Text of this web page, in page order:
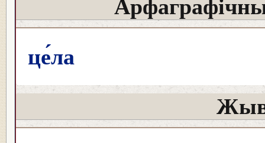
це́ла